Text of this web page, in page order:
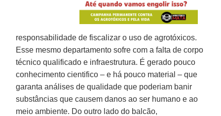
responsabilidade de fiscalizar o uso de agrotóxicos.
Esse mesmo departamento sofre com a falta de corpo
técnico qualificado e infraestrutura. É gerado pouco
conhecimento cientifico – e há pouco material – que
garanta análises de qualidade que poderiam banir
substâncias que causem danos ao ser humano e ao
meio ambiente. Do outro lado do balcão,